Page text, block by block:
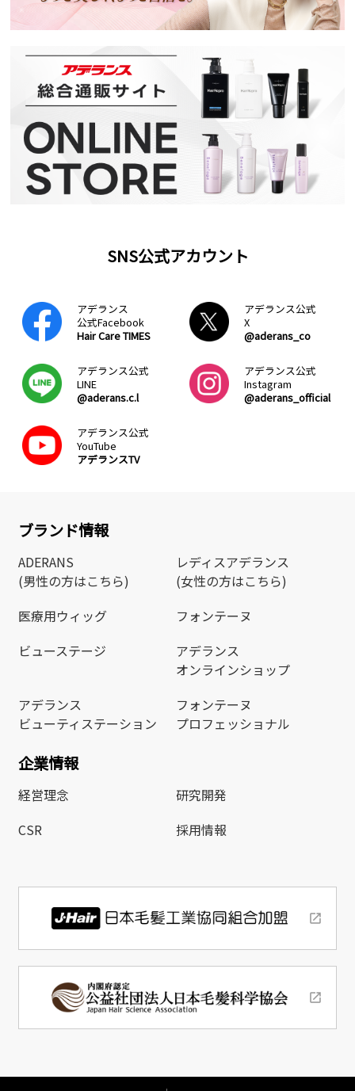
SNS公式アカウント
アデランス
公式Facebook
Hair Care TIMES
アデランス公式
X
@aderans_co
アデランス公式
LINE
@aderans.c.l
アデランス公式
Instagram
@aderans_official
アデランス公式
YouTube
アデランスTV
ブランド情報
ADERANS
(男性の方はこちら)
レディスアデランス
(女性の方はこちら)
医療用ウィッグ
フォンテーヌ
ビューステージ
アデランス
オンラインショップ
アデランス
ビューティステーション
フォンテーヌ
プロフェッショナル
企業情報
経営理念
研究開発
CSR
採用情報